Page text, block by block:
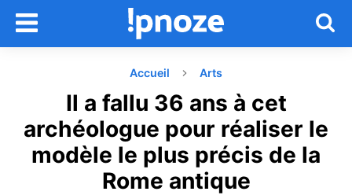
Accueil Arts
Il a fallu 36 ans à cet
archéologue pour réaliser le
modèle le plus précis de la
Rome antique